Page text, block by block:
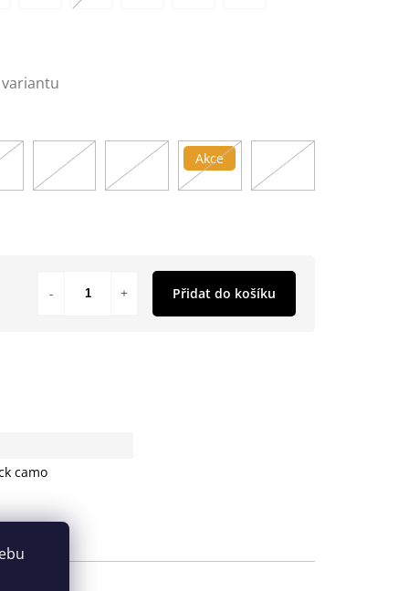
Akce
camo
Přidat do košíku